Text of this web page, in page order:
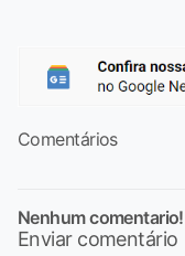
Comentários
Nenhum comentario!
Enviar comentário